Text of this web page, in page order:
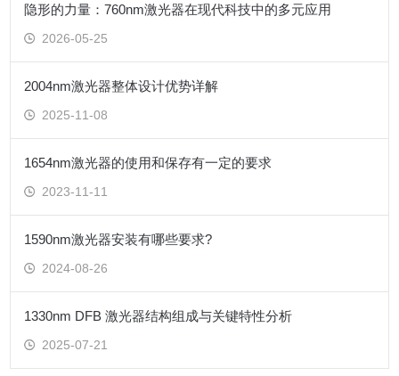
隐形的力量：760nm激光器在现代科技中的多元应用
2026-05-25
2004nm激光器整体设计优势详解
2025-11-08
1654nm激光器的使用和保存有一定的要求
2023-11-11
1590nm激光器安装有哪些要求?
2024-08-26
1330nm DFB 激光器结构组成与关键特性分析
2025-07-21